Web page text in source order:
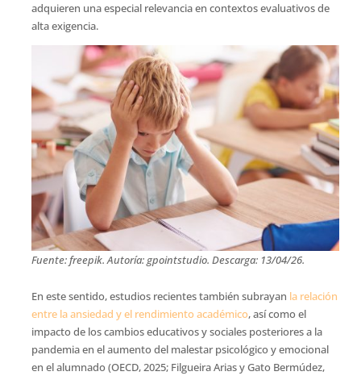
adquieren una especial relevancia en contextos evaluativos de
alta exigencia.
Fuente: freepik. Autoría: gpointstudio. Descarga: 13/04/26.
En este sentido, estudios recientes también subrayan la relación
entre la ansiedad y el rendimiento académico, así como el
impacto de los cambios educativos y sociales posteriores a la
pandemia en el aumento del malestar psicológico y emocional
en el alumnado (OECD, 2025; Filgueira Arias y Gato Bermúdez,